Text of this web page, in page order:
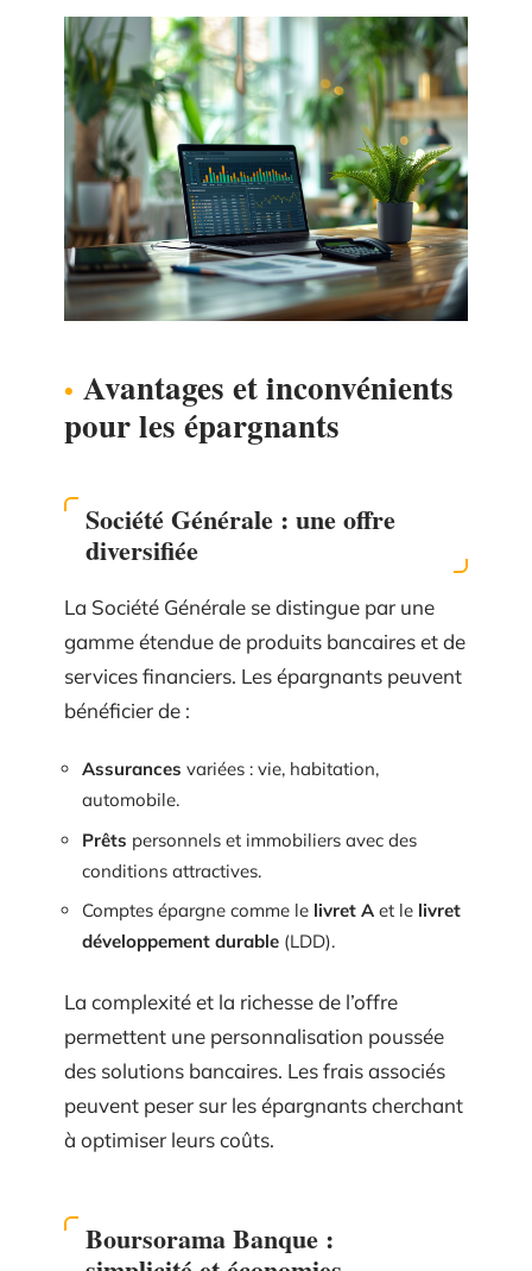
Avantages et inconvénients
pour les épargnants
Société Générale : une offre
diversifiée
La Société Générale se distingue par une
gamme étendue de produits bancaires et de
services financiers. Les épargnants peuvent
bénéficier de :
Assurances variées : vie, habitation,
automobile.
Prêts personnels et immobiliers avec des
conditions attractives.
Comptes épargne comme le livret A et le livret
développement durable (LDD).
La complexité et la richesse de l’offre
permettent une personnalisation poussée
des solutions bancaires. Les frais associés
peuvent peser sur les épargnants cherchant
à optimiser leurs coûts.
Boursorama Banque :